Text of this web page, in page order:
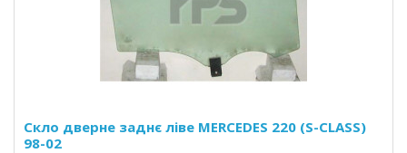
Скло дверне заднє ліве MERCEDES 220 (S-CLASS)
98-02